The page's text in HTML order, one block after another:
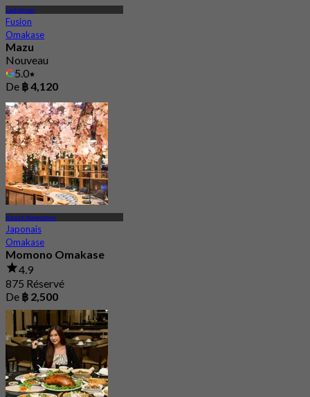
Ladphrao
Fusion
Omakase
Mazu
Nouveau
5.0
De ฿ 4,120
Kaset Nawamin
Japonais
Omakase
Momono Omakase
4.9
875 Réservé
De ฿ 2,500